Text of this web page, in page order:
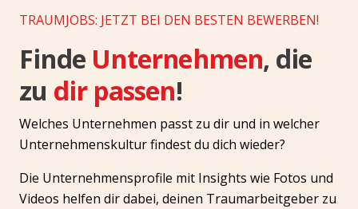
TRAUMJOBS: JETZT BEI DEN BESTEN BEWERBEN!
Finde Unternehmen, die
zu dir passen!
Welches Unternehmen passt zu dir und in welcher
Unternehmenskultur findest du dich wieder?
Die Unternehmensprofile mit Insights wie Fotos und
Videos helfen dir dabei, deinen Traumarbeitgeber zu